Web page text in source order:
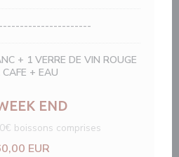
+ 1 VERRE DE VIN ROUGE
+ EAU
END
boissons comprises
EUR